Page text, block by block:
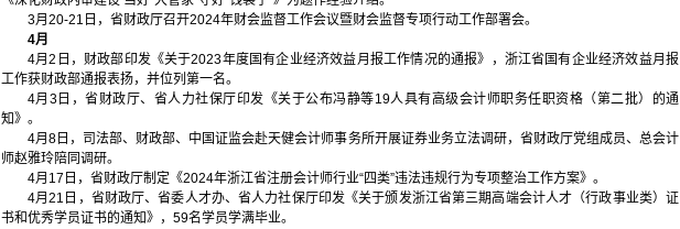
3月20-21日，省财政厅召开2024年财会监督工作会议暨财会监督专项行动工作部署会。
4月
4月2日，财政部印发《关于2023年度国有企业经济效益月报工作情况的通报》，浙江省国有企业经济效益月报
工作获财政部通报表扬，并位列第一名。
4月3日，省财政厅、省人力社保厅印发《关于公布冯静等19人具有高级会计师职务任职资格（第二批）的通
知》。
4月8日，司法部、财政部、中国证监会赴天健会计师事务所开展证券业务立法调研，省财政厅党组成员、总会计
师赵雅玲陪同调研。
4月17日，省财政厅制定《2024年浙江省注册会计师行业“四类”违法违规行为专项整治工作方案》。
4月21日，省财政厅、省委人才办、省人力社保厅印发《关于颁发浙江省第三期高端会计人才（行政事业类）证
书和优秀学员证书的通知》，59名学员学满毕业。